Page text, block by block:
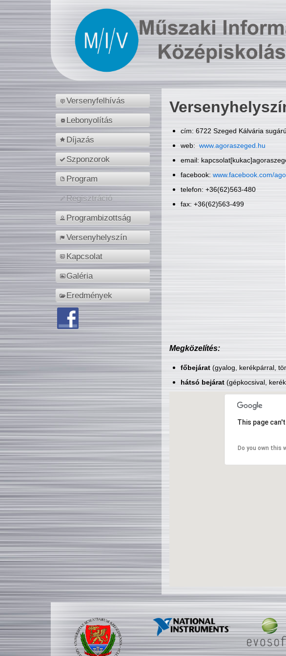
Versenyfelhívás
Lebonyolítás
Díjazás
Szponzorok
Program
Regisztráció
Programbizottság
Versenyhelyszín
Kapcsolat
Galéria
Eredmények
cím: 6722 Szeged Kálvária
web: www.agoraszeged.hu
email:
facebook: www.facebook.com/
telefon: +36(62)563-480
fax: +36(62)563-499
Megközelítés:
főbejárat(gyalog, kerékpárral,
hátsó bejárat(gépkocsival,
This page
Do you own this